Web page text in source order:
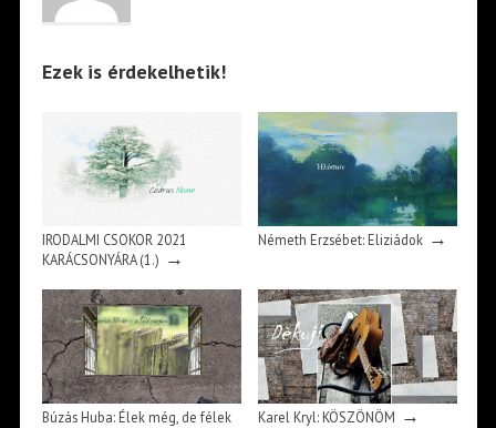
Ezek is érdekelhetik!
IRODALMI CSOKOR 2021
KARÁCSONYÁRA (1.) →
Németh Erzsébet: Eliziádok→
Búzás Huba: Élek még, de félek Karel Kryl: KÖSZÖNÖM →